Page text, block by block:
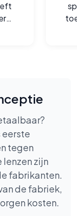
eerste
tegen
zijn
fabrikanten.
de fabriek,
kosten.